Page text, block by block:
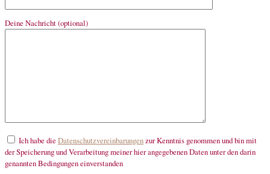
Deine Nachricht (optional)
Ich habe dieDatenschutzvereinbarungenzur Kenntnis genommen und bin mit
der Speicherung und Verarbeitung meiner hier angegebenen Daten unter den darin
genannten Bedingungen einverstanden